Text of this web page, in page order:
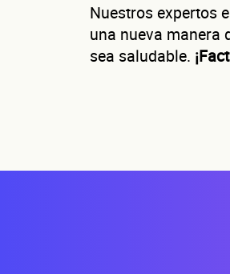
Nuestros expertos
una nueva manera
sea saludable.